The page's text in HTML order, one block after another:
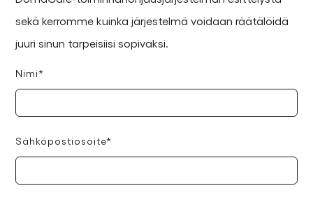
sekä kerromme kuinka järjestelmä voidaan räätälöidä
juuri sinun tarpeisiisi sopivaksi.
Nimi*
Sähköpostiosoite*